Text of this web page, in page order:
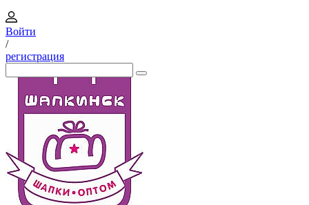
Войти
/
регистрация